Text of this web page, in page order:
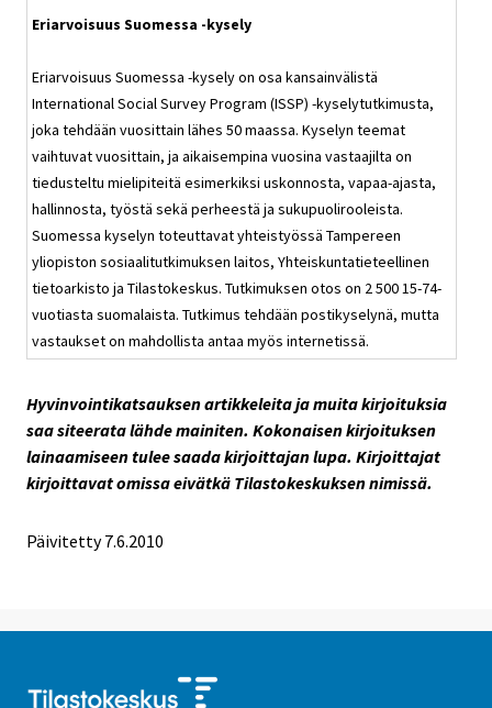
Eriarvoisuus Suomessa -kysely
Eriarvoisuus Suomessa -kysely on osa kansainvälistä
International Social Survey Program (ISSP) -kyselytutkimusta,
joka tehdään vuosittain lähes 50 maassa. Kyselyn teemat
vaihtuvat vuosittain, ja aikaisempina vuosina vastaajilta on
tiedusteltu mielipiteitä esimerkiksi uskonnosta, vapaa-ajasta,
hallinnosta, työstä sekä perheestä ja sukupuolirooleista.
Suomessa kyselyn toteuttavat yhteistyössä Tampereen
yliopiston sosiaalitutkimuksen laitos, Yhteiskuntatieteellinen
tietoarkisto ja Tilastokeskus. Tutkimuksen otos on 2 500 15-74-
vuotiasta suomalaista. Tutkimus tehdään postikyselynä, mutta
vastaukset on mahdollista antaa myös internetissä.
Hyvinvointikatsauksen artikkeleita ja muita kirjoituksia
saa siteerata lähde mainiten. Kokonaisen kirjoituksen
lainaamiseen tulee saada kirjoittajan lupa. Kirjoittajat
kirjoittavat omissa eivätkä Tilastokeskuksen nimissä.
Päivitetty7.6.2010